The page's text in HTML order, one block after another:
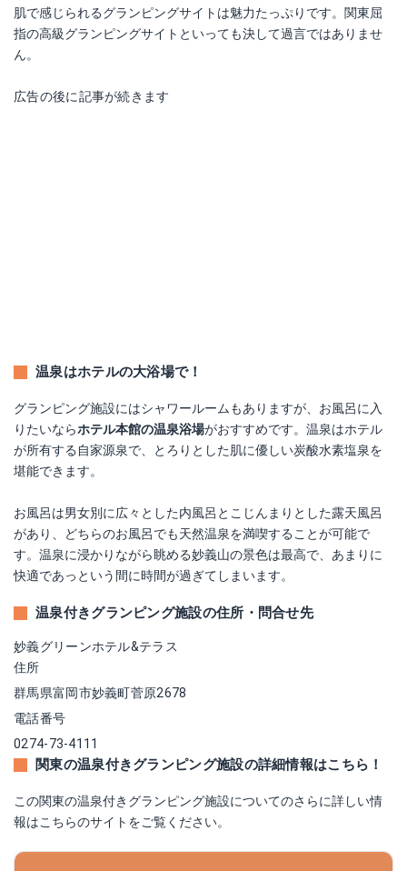
肌で感じられるグランピングサイトは魅力たっぷりです。関東屈
指の高級グランピングサイトといっても決して過言ではありませ
ん。
広告の後に記事が続きます
温泉はホテルの大浴場で！
グランピング施設にはシャワールームもありますが、お風呂に入
りたいならホテル本館の温泉浴場がおすすめです。温泉はホテル
が所有する自家源泉で、とろりとした肌に優しい炭酸水素塩泉を
堪能できます。
お風呂は男女別に広々とした内風呂とこじんまりとした露天風呂
があり、どちらのお風呂でも天然温泉を満喫することが可能で
す。温泉に浸かりながら眺める妙義山の景色は最高で、あまりに
快適であっという間に時間が過ぎてしまいます。
温泉付きグランピング施設の住所・問合せ先
妙義グリーンホテル&テラス
住所
群馬県富岡市妙義町菅原2678
電話番号
0274-73-4111
関東の温泉付きグランピング施設の詳細情報はこちら！
この関東の温泉付きグランピング施設についてのさらに詳しい情
報はこちらのサイトをご覧ください。